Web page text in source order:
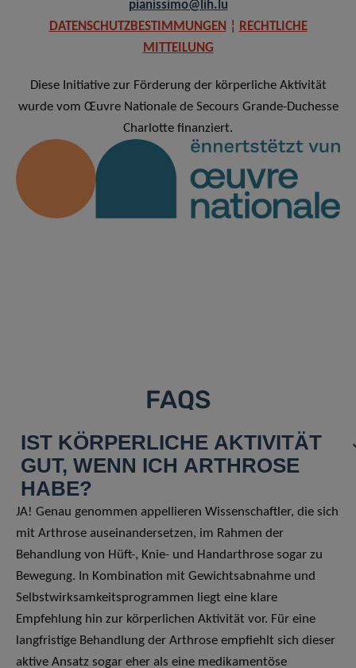
pianissimo@lih.lu
DATENSCHUTZBESTIMMUNGEN ¦ RECHTLICHE
MITTEILUNG
Diese Initiative zur Förderung der körperliche Aktivität
wurde vom Œuvre Nationale de Secours Grande-Duchesse
Charlotte finanziert.
FAQS
IST KÖRPERLICHE AKTIVITÄT
GUT, WENN ICH ARTHROSE
HABE?
JA! Genau genommen appellieren Wissenschaftler, die sich
mit Arthrose auseinandersetzen, im Rahmen der
Behandlung von Hüft-, Knie- und Handarthrose sogar zu
Bewegung. In Kombination mit Gewichtsabnahme und
Selbstwirksamkeitsprogrammen liegt eine klare
Empfehlung hin zur körperlichen Aktivität vor. Für eine
langfristige Behandlung der Arthrose empfiehlt sich dieser
aktive Ansatz sogar eher als eine medikamentöse